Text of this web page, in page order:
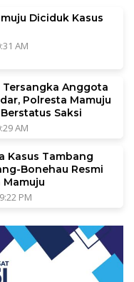
Diciduk Kasus
AM
Tersangka Anggota
Polresta Mamuju
Saksi
AM
Kasus Tambang
Bonehau Resmi
PM